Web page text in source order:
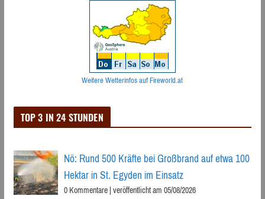
Weitere Wetterinfos auf Fireworld.at
TOP 3 IN 24 STUNDEN
Nö: Rund 500 Kräfte bei Großbrand auf etwa 100
Hektar in St. Egyden im Einsatz
0 Kommentare|veröffentlicht am 05/08/2026